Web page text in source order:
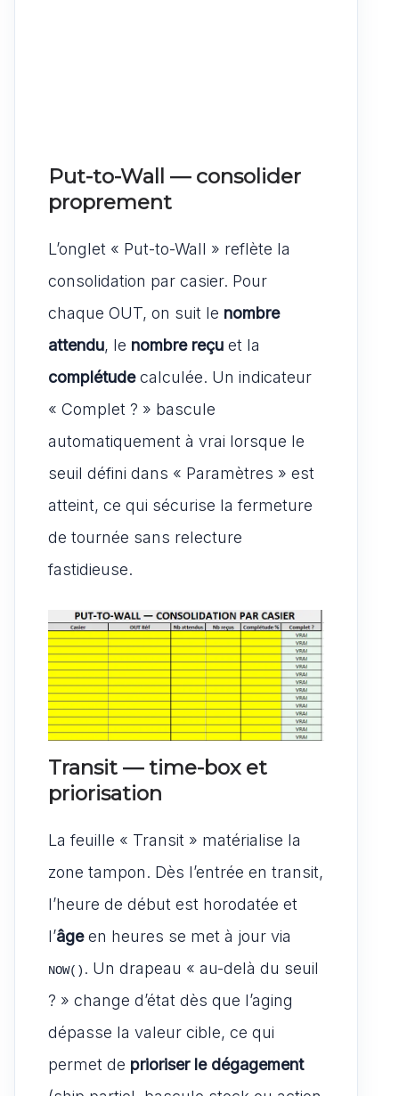
Put-to-Wall — consolider
proprement
L’onglet « Put-to-Wall » reflète la
consolidation par casier. Pour
chaque OUT, on suit le nombre
attendu, le nombre reçu et la
complétudecalculée. Un indicateur
« Complet ? » bascule
automatiquement à vrai lorsque le
seuil défini dans « Paramètres » est
atteint, ce qui sécurise la fermeture
de tournée sans relecture
fastidieuse.
Transit — time-box et
priorisation
La feuille « Transit » matérialise la
zone tampon. Dès l’entrée en transit,
l’heure de début est horodatée et
l’âgeen heures se met à jour via
NOW() . Un drapeau « au-delà du seuil
? » change d’état dès que l’aging
dépasse la valeur cible, ce qui
permet de prioriser le dégagement